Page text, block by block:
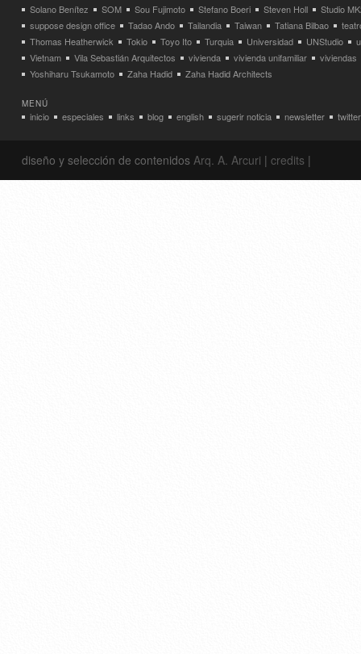
Solano Benítez
SOM Sou Fujimoto Stefano Boeri Steven Holl
Studio
suppose design office
Tadao Ando Tailandia Taiwan Tatiana Bilbao
Thomas Heatherwick
Tokio Toyo Ito Turquia Universidad UNStudio
Vietnam
Vila Sebastián Arquitectos vivienda vivienda unifamiliar
viviendas
Yoshiharu Tsukamoto
Zaha Hadid Zaha Hadid Architects
MENÚ
inicio especiales links blog english sugerir noticia newsletter twitter
diseño y selección de contenidos Arq. A. Arcuri | credits |